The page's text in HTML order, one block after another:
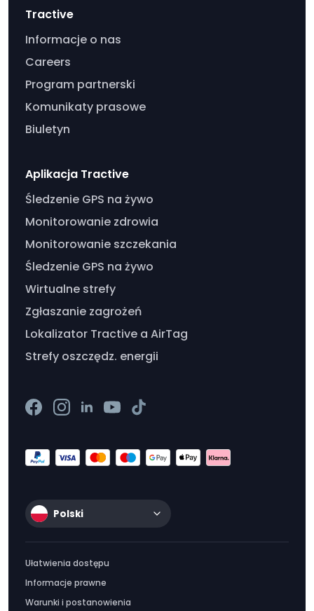
Tractive
Informacje o nas
Careers
Program partnerski
Komunikaty prasowe
Biuletyn
Aplikacja Tractive
Śledzenie GPS na żywo
Monitorowanie zdrowia
Monitorowanie szczekania
Śledzenie GPS na żywo
Wirtualne strefy
Zgłaszanie zagrożeń
Lokalizator Tractive a AirTag
Strefy oszczędz. energii
Polski
Ułatwienia dostępu
Informacje prawne
Warunki i postanowienia